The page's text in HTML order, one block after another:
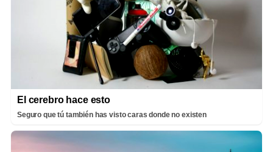
El cerebro hace esto
Seguro que tú también has visto caras donde no existen